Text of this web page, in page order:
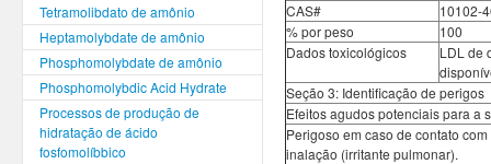
Tetramolibdato de amônio
Heptamolybdate de amônio
Phosphomolybdate de amônio
Phosphomolybdic Acid Hydrate
Processos de produção de
hidratação de ácido
fosfomolíbbico
CAS#
10102-
% por peso
100
Dados toxicológicos
LDL de
Seção 3: Identificação de perigos
Efeitos agudos potenciais para a
Perigoso em caso de contato
inalação (irritante pulmonar).